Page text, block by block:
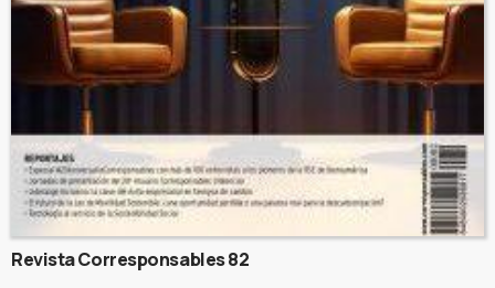
Revista Corresponsables 82